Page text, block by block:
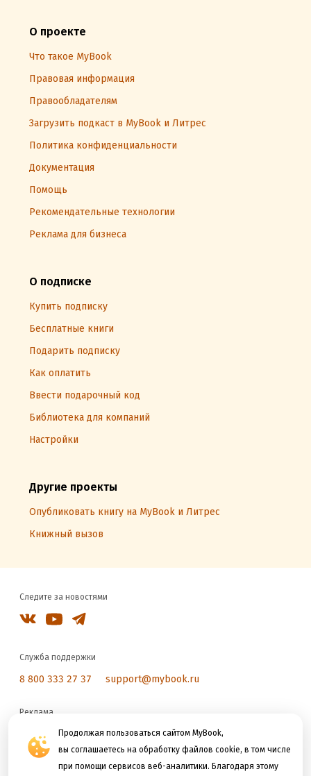
Продолжая пользоваться сайтом MyBook,
вы соглашаетесь на обработку файлов cookie, в том числе
при помощи сервисов веб-аналитики. Благодаря этому
О проекте
Что такое MyBook
Правовая информация
Правообладателям
Загрузить подкаст в MyBook и Литрес
Политика конфиденциальности
Документация
Помощь
Рекомендательные технологии
Реклама для бизнеса
О подписке
Купить подписку
Бесплатные книги
Подарить подписку
Как оплатить
Ввести подарочный код
Библиотека для компаний
Настройки
Другие проекты
Опубликовать книгу на MyBook и Литрес
Книжный вызов
Следите за новостями
Служба поддержки
8 800 333 27 37 support@mybook.ru
Реклама
reklama@litres.ru
Мы принимаем к оплате